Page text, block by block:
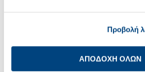
Προβολή
ΑΠΟΔΟΧΗ ΟΛΩΝ
Net Zero